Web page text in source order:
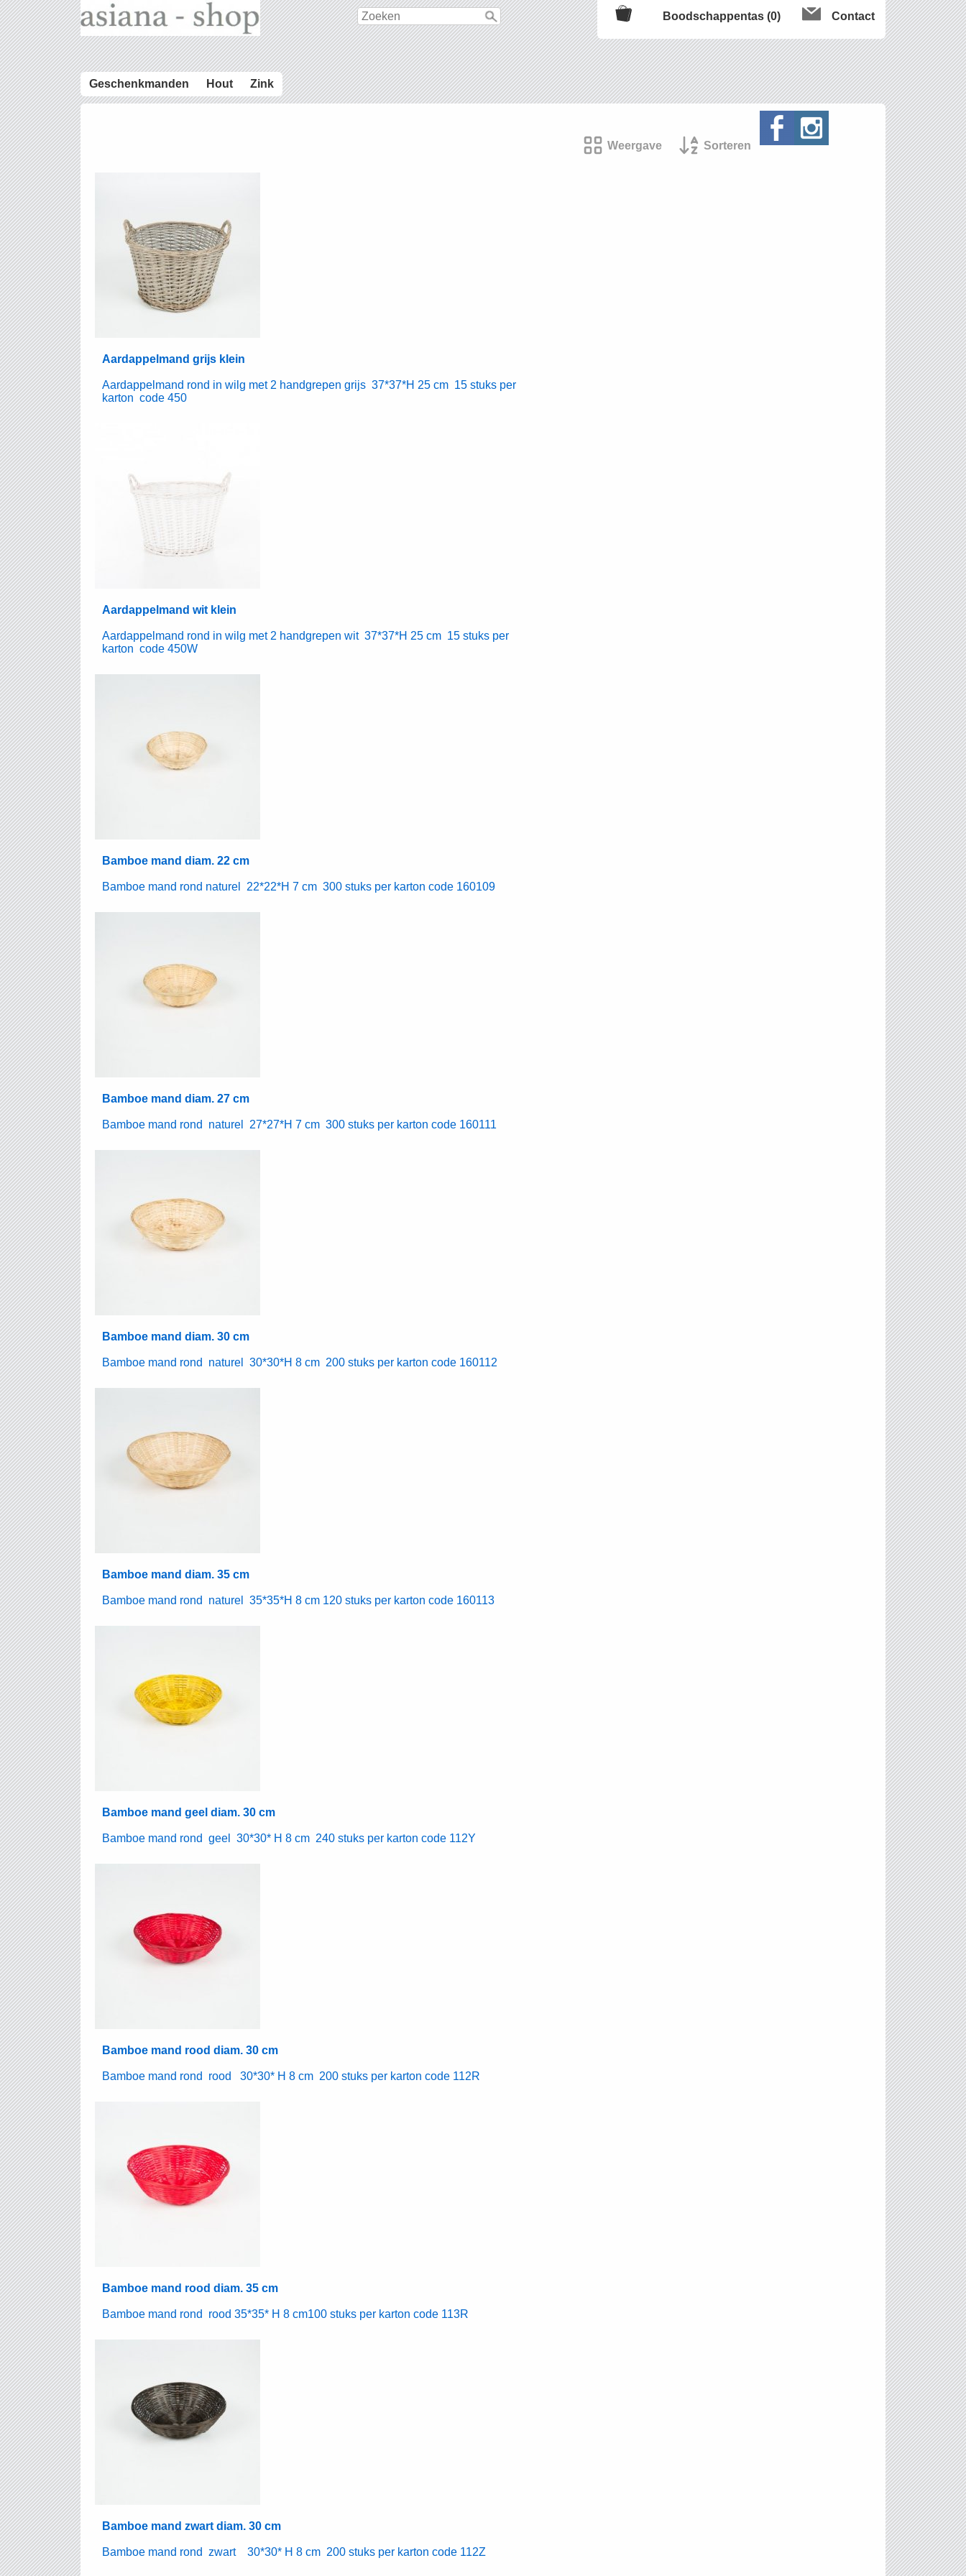
Boodschappentas (0) Contact
Geschenkmanden Hout Zink
Weergave Sorteren
Aardappelmand grijs klein
Aardappelmand rond in wilg met 2 handgrepen grijs 37*37*H 25 cm 15 stuks per
karton code 450
Aardappelmand wit klein
Aardappelmand rond in wilg met 2 handgrepen wit 37*37*H 25 cm 15 stuks per
karton code 450W
Bamboe mand diam. 22 cm
Bamboe mand rond naturel 22*22*H 7 cm 300 stuks per karton code 160109
Bamboe mand diam. 27 cm
Bamboe mand rond naturel 27*27*H 7 cm 300 stuks per karton code 160111
Bamboe mand diam. 30 cm
Bamboe mand rond naturel 30*30*H 8 cm 200 stuks per karton code 160112
Bamboe mand diam. 35 cm
Bamboe mand rond naturel 35*35*H 8 cm 120 stuks per karton code 160113
Bamboe mand geel diam. 30 cm
Bamboe mand rond geel 30*30* H 8 cm 240 stuks per karton code 112Y
Bamboe mand rood diam. 30 cm
Bamboe mand rond rood 30*30* H 8 cm 200 stuks per karton code 112R
Bamboe mand rood diam. 35 cm
Bamboe mand rond rood 35*35* H 8 cm100 stuks per karton code 113R
Bamboe mand zwart diam. 30 cm
Bamboe mand rond zwart 30*30* H 8 cm 200 stuks per karton code 112Z